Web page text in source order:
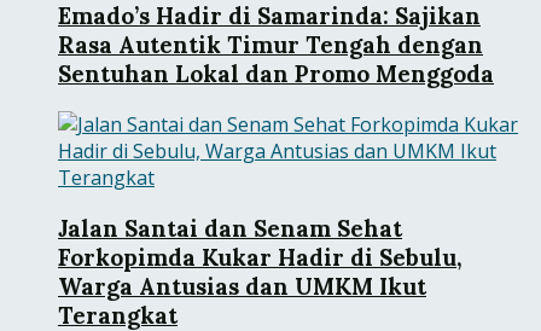
Emado’s Hadir di Samarinda: Sajikan
Rasa Autentik Timur Tengah dengan
Sentuhan Lokal dan Promo Menggoda
Jalan Santai dan Senam Sehat
Forkopimda Kukar Hadir di Sebulu,
Warga Antusias dan UMKM Ikut
Terangkat